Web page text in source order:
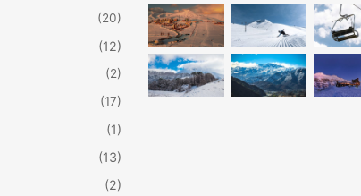
(20)
(12)
(2)
(17)
(1)
(13)
(2)